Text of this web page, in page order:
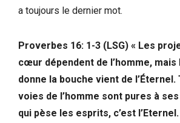
a toujours le dernier mot.
Proverbes 16: 1-3 (LSG) « Les
cœur dépendent de l’homme, mais
donne la bouche vient de
voies de l’homme sont pures à
qui pèse les esprits, c’est